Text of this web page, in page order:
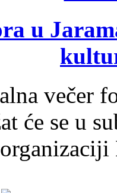
u
večer
će se u
organizaciji